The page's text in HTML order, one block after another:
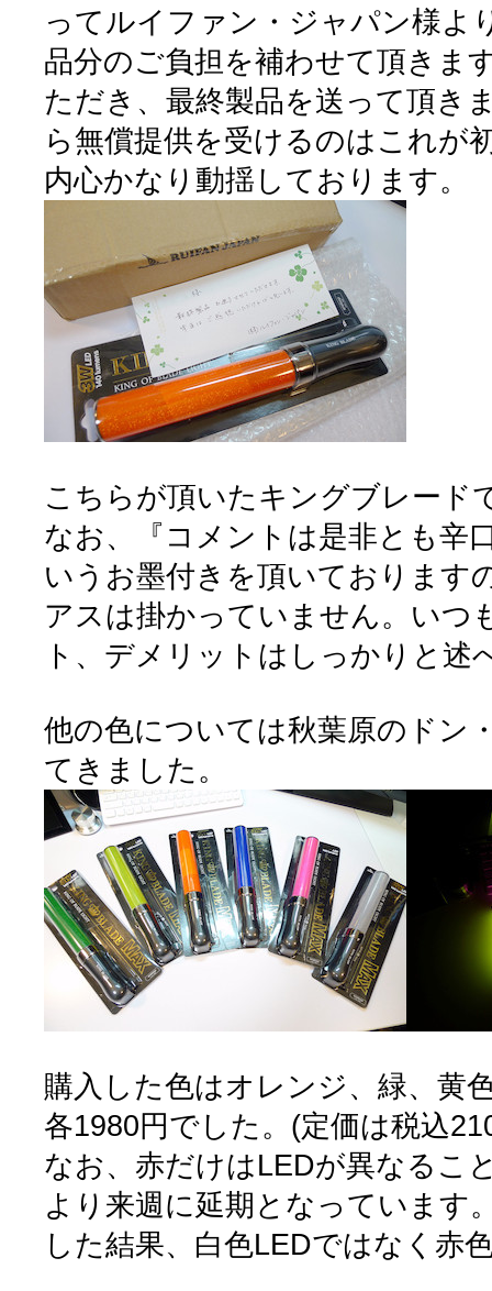
ってルイファン・ジャパン様よ
品分のご負担を補わせて頂きま
ただき、最終製品を送って頂き
ら無償提供を受けるのはこれが
内心かなり動揺しております。
こちらが頂いたキングブレード
なお、『コメントは是非とも辛
いうお墨付きを頂いております
アスは掛かっていません。いつ
ト、デメリットはしっかりと述
他の色については秋葉原のドン
てきました。
購入した色はオレンジ、緑、黄
各1980円でした。(定価は税込
なお、赤だけはLEDが異なるこ
より来週に延期となっています
した結果、白色LEDではなく赤